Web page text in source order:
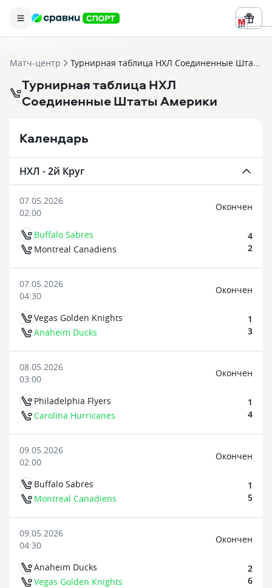
Реклама ООО «БК «Марафон» ИНН
Матч-центр Турнирная таблица НХЛ Соединенные Штаты Америки
Турнирная таблица НХЛ
Соединенные Штаты Америки
Календарь
НХЛ - 2й Круг
07.05.2026
02:00
Buffalo Sabres
Montreal Canadiens
Oкончен
4
2
07.05.2026
04:30
Vegas Golden Knights
Anaheim Ducks
Oкончен
1
3
08.05.2026
03:00
Philadelphia Flyers
Carolina Hurricanes
Oкончен
1
4
09.05.2026
02:00
Buffalo Sabres
Montreal Canadiens
Oкончен
1
5
09.05.2026
04:30
Anaheim Ducks
Vegas Golden Knights
Oкончен
2
6